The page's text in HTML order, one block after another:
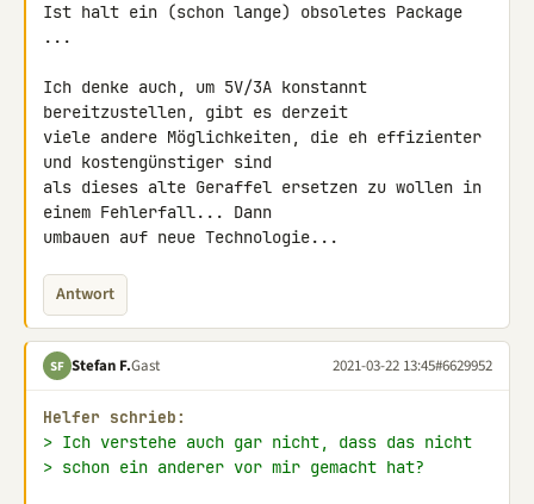
Ist halt ein (schon lange) obsoletes Package
...
Ich denke auch, um 5V/3A konstannt
bereitzustellen, gibt es derzeit
viele andere Möglichkeiten, die eh effizienter
und kostengünstiger sind
als dieses alte Geraffel ersetzen zu wollen in
einem Fehlerfall... Dann
umbauen auf neue Technologie...
Antwort
SF Stefan F.Gast 2021-03-22 13:45#6629952
Helfer schrieb:
> Ich verstehe auch gar nicht, dass das nicht
> schon ein anderer vor mir gemacht hat?